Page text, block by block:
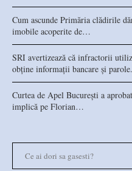
Cum ascunde Primăria clădirile
imobile acoperite de…
SRI avertizează că infractorii
obține informații bancare și parole.
Curtea de Apel București a
implică pe Florian…